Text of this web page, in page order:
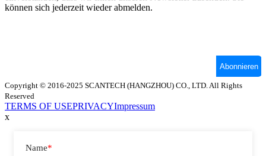
Copyright © 2016-2025 SCANTECH (HANGZHOU) CO., LTD. All Rights
Reserved
TERMS OF USEPRIVACYImpressum
x
Name*